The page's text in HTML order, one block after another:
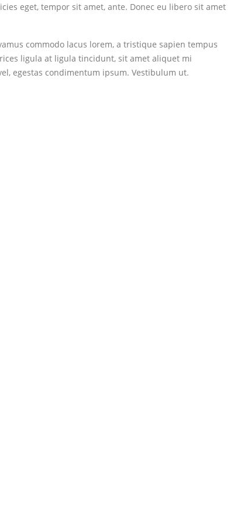
eget, tempor sit amet, ante. Donec eu libero sit amet
commodo lacus lorem, a tristique sapien tempus
ligula at ligula tincidunt, sit amet aliquet mi
egestas condimentum ipsum. Vestibulum ut.